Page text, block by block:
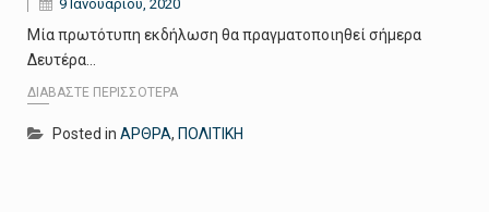
9 Ιανουαρίου, 2020
Μία πρωτότυπη εκδήλωση θα πραγματοποιηθεί σήμερα
Δευτέρα…
ΔΙΑΒΆΣΤΕ ΠΕΡΙΣΣΌΤΕΡΑ
Posted in ΑΡΘΡΑ, ΠΟΛΙΤΙΚΗ